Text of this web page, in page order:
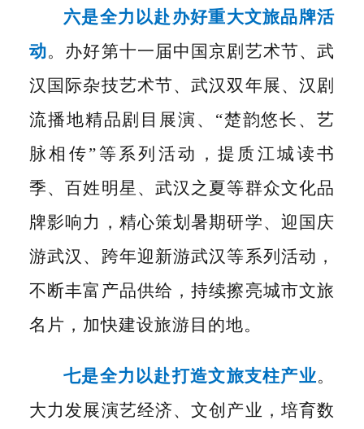
六是全力以赴办好重大文旅品牌活
动。办好第十一届中国京剧艺术节、武
汉国际杂技艺术节、武汉双年展、汉剧
流播地精品剧目展演、 “楚韵悠长、艺
脉相传”等系列活动，提质江城读书
季、百姓明星、武汉之夏等群众文化品
牌影响力，精心策划暑期研学、迎国庆
游武汉、跨年迎新游武汉等系列活动，
不断丰富产品供给，持续擦亮城市文旅
名片，加快建设旅游目的地。
七是全力以赴打造文旅支柱产业。
大力发展演艺经济、文创产业，培育数